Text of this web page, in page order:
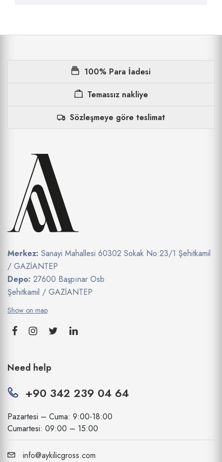
100% Para İadesi
Temassız nakliye
Sözleşmeye göre teslimat
Merkez: Sanayi Mahallesi 60302 Sokak No:23/1 Şehitkamil
/ GAZİANTEP
Depo: 27600 Başpınar Osb
Şehitkamil / GAZİANTEP
Show on map
Need help
+90 342 239 04 64
Pazartesi – Cuma: 9:00-18:00
Cumartesi: 09:00 – 15:00
info@aykilicgross.com